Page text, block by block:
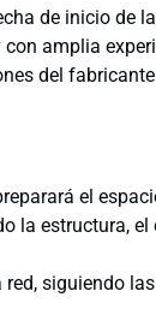
de inicio de
amplia
del
el
la estructura,
siguiendo